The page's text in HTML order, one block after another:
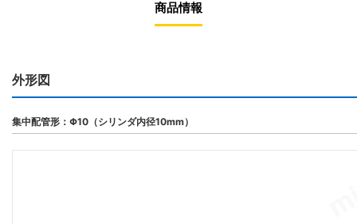
商品情報
外形図
集中配管形：Φ10（シリンダ内径10mm）